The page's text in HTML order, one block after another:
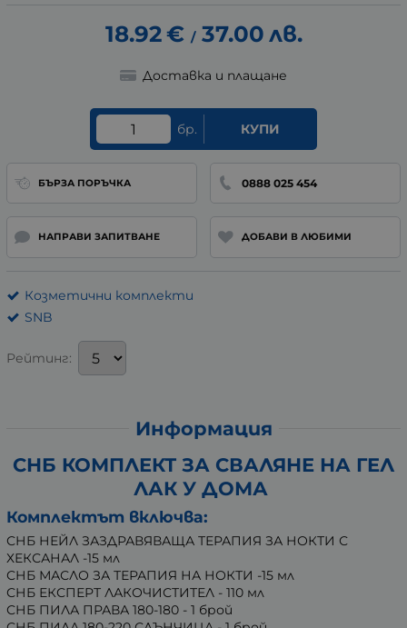
18.92€ / 37.00 лв.
Доставка и плащане
бр. КУПИ
БЪРЗА ПОРЪЧКА 0888 025 454
НАПРАВИ ЗАПИТВАНЕ ДОБАВИ В ЛЮБИМИ
Козметични комплекти
SNB
Рейтинг:
Информация
СНБ КОМПЛЕКТ ЗА СВАЛЯНЕ НА ГЕЛ
ЛАК У ДОМА
Комплектът включва:
СНБ НЕЙЛ ЗАЗДРАВЯВАЩА ТЕРАПИЯ ЗА НОКТИ С
ХЕКСАНАЛ -15 мл
СНБ МАСЛО ЗА ТЕРАПИЯ НА НОКТИ -15 мл
СНБ ЕКСПЕРТ ЛАКОЧИСТИТЕЛ - 110 мл
СНБ ПИЛА ПРАВА 180-180 - 1 брой